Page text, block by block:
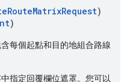
)
)
每個起點和目的地組合路線
指定回覆欄位遮罩。您可以